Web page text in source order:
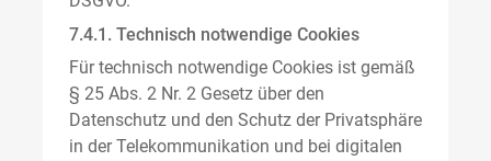
7.4.1. Technisch notwendige Cookies
Für technisch notwendige Cookies ist gemäß
§ 25 Abs. 2 Nr. 2 Gesetz über den
Datenschutz und den Schutz der Privatsphäre
in der Telekommunikation und bei digitalen